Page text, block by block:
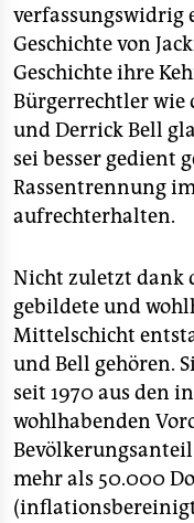
verfassungswidrig
Geschichte von
Geschichte ihre
Bürgerrechtler wie
und Derrick Bell
sei besser gedient
Rassentrennung
aufrechterhalten.
Nicht zuletzt dank
gebildete und
Mittelschicht
und Bell gehören.
seit 1970 aus den
wohlhabenden
mehr als 50.000